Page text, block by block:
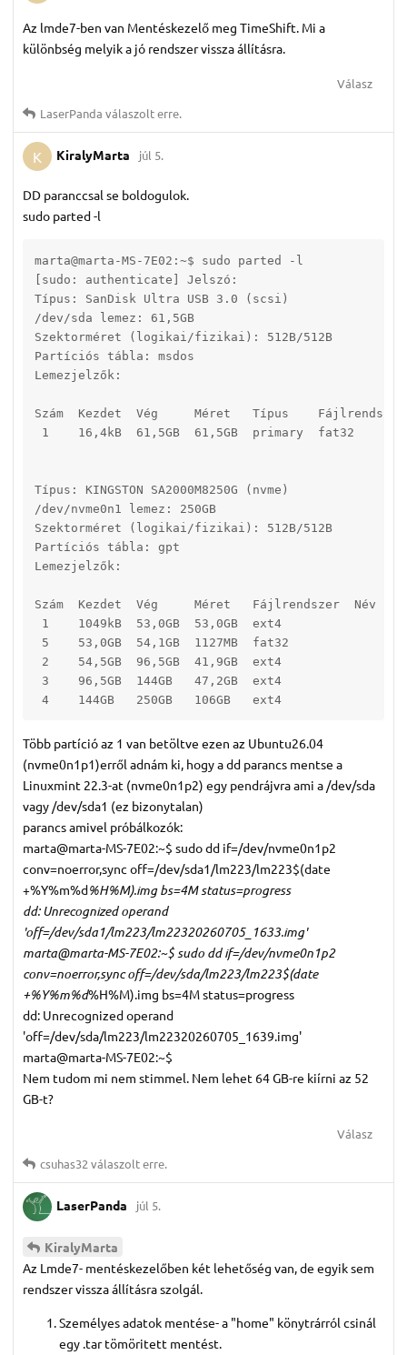
Az lmde7-ben van Mentéskezelő meg TimeShift. Mi a
különbség melyik a jó rendszer vissza állításra.
Válasz
LaserPanda válaszolt erre.
K KiralyMarta júl 5.
DD paranccsal se boldogulok.
sudo parted -l
marta@marta-MS-7E02:~$ sudo parted -l
[sudo: authenticate] Jelszó:
Típus: SanDisk Ultra USB 3.0 (scsi)
/dev/sda lemez: 61,5GB
Szektorméret (logikai/fizikai): 512B/512B
Partíciós tábla: msdos
Lemezjelzők:
Szám  Kezdet  Vég     Méret   Típus
1    16,4kB  61,5GB  61,5GB  primary  fat32
Típus: KINGSTON SA2000M8250G (nvme)
/dev/nvme0n1 lemez: 250GB
Szektorméret (logikai/fizikai): 512B/512B
Partíciós tábla: gpt
Lemezjelzők:
Szám  Kezdet  Vég     Méret   Fájlrendszer  Név
1    1049kB  53,0GB  53,0GB  ext4
5    53,0GB  54,1GB  1127MB  fat32
2    54,5GB  96,5GB  41,9GB  ext4
3    96,5GB  144GB   47,2GB  ext4
4    144GB   250GB   106GB   ext4
Több partíció az 1 van betöltve ezen az Ubuntu26.04
(nvme0n1p1)erről adnám ki, hogy a dd parancs mentse a
Linuxmint 22.3-at (nvme0n1p2) egy pendrájvra ami a /dev/sda
vagy /dev/sda1 (ez bizonytalan)
parancs amivel próbálkozók:
marta@marta-MS-7E02:~$ sudo dd if=/dev/nvme0n1p2
conv=noerror,sync off=/dev/sda1/lm223/lm223$(date
+%Y%m%d%H%M).img bs=4M status=progress
dd: Unrecognized operand
'off=/dev/sda1/lm223/lm22320260705_1633.img'
marta@marta-MS-7E02:~$ sudo dd if=/dev/nvme0n1p2
conv=noerror,sync off=/dev/sda/lm223/lm223$(date
+%Y%m%d%H%M).img bs=4M status=progress
dd: Unrecognized operand
'off=/dev/sda/lm223/lm22320260705_1639.img'
marta@marta-MS-7E02:~$
Nem tudom mi nem stimmel. Nem lehet 64 GB-re kiírni az 52
GB-t?
Válasz
csuhas32 válaszolt erre.
LaserPanda júl 5.
KiralyMarta
Az Lmde7- mentéskezelőben két lehetőség van, de egyik sem
rendszer vissza állításra szolgál.
Személyes adatok mentése- a "home" könytrárról csinál
egy .tar tömöritett mentést.